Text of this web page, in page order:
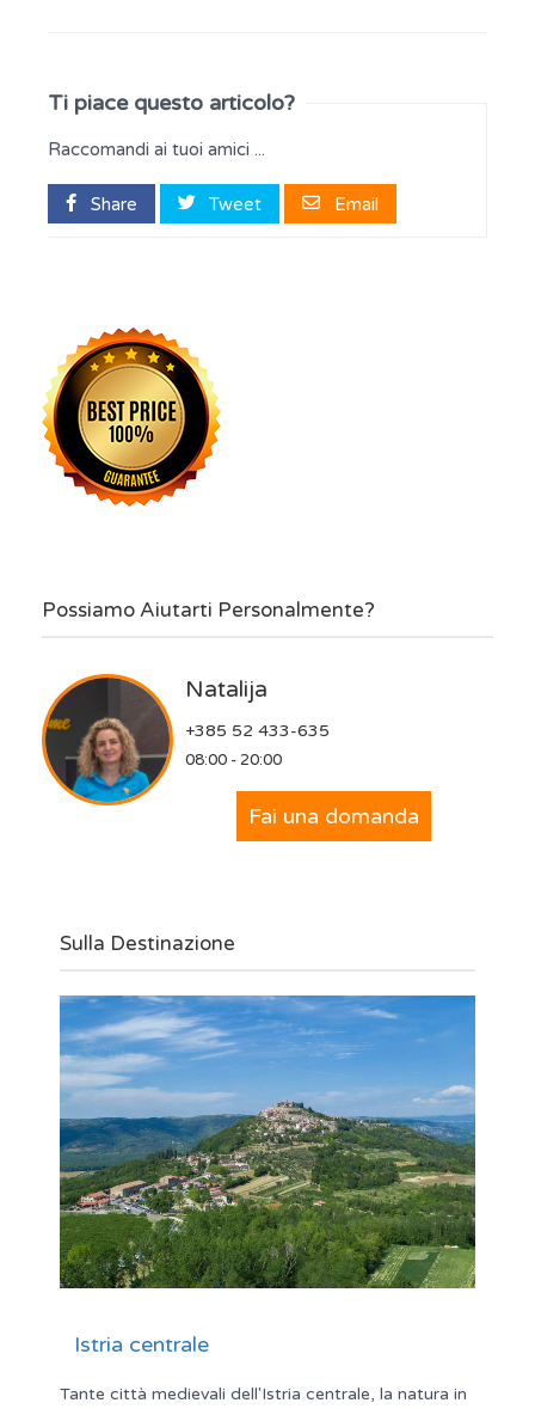
Ti piace questo articolo?
Raccomandi ai tuoi amici ...
Share Tweet Email
Possiamo Aiutarti Personalmente?
Natalija
+385 52 433-635
08:00 - 20:00
Fai una domanda
Sulla Destinazione
Istria centrale
Tante città medievali dell'Istria centrale, la natura in